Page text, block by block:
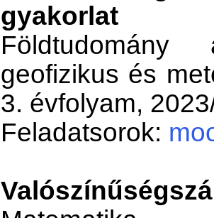
gyakorlat
Földtudomány
geofizikus és
3. évfolyam,
Feladatsorok: